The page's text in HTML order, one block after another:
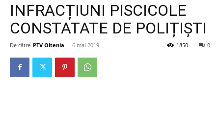
INFRACȚIUNI PISCICOLE
CONSTATATE DE POLIȚIȘTI
De către PTV Oltenia - 6 mai 2019 0
1850